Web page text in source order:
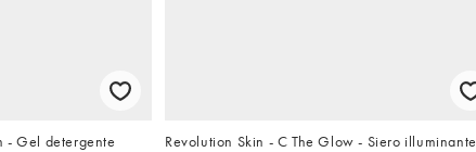
- Gel detergente
Revolution Skin - C The Glow - Siero illuminante